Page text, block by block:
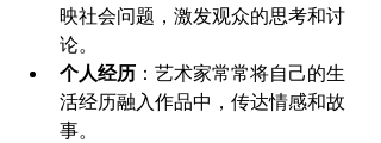
映社会问题，激发观众的思考和讨
论。
个人经历 ：艺术家常常将自己的生
活经历融入作品中，传达情感和故
事。